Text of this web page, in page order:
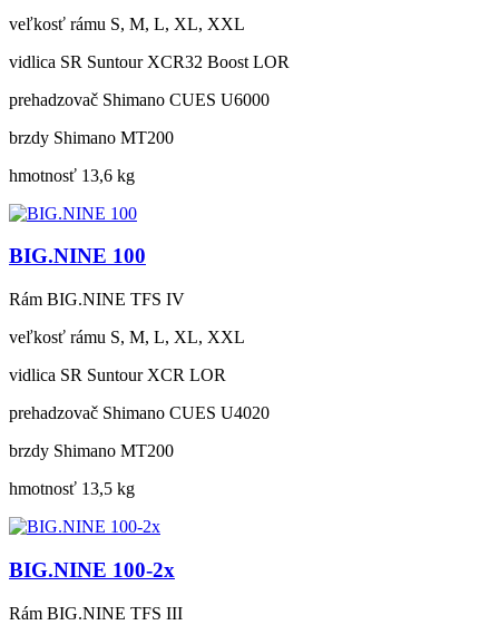
veľkosť rámu S, M, L, XL, XXL
vidlica SR Suntour XCR32 Boost LOR
prehadzovač Shimano CUES U6000
brzdy Shimano MT200
hmotnosť 13,6 kg
BIG.NINE 100
Rám BIG.NINE TFS IV
veľkosť rámu S, M, L, XL, XXL
vidlica SR Suntour XCR LOR
prehadzovač Shimano CUES U4020
brzdy Shimano MT200
hmotnosť 13,5 kg
BIG.NINE 100-2x
Rám BIG.NINE TFS III